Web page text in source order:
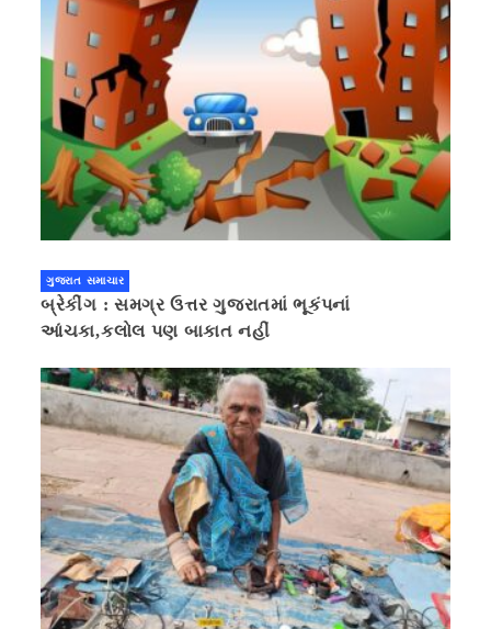
ગુજરાત સમાચાર
બ્રેકીંગ : સમગ્ર ઉત્તર ગુજરાતમાં ભૂકંપનાં
આંચકા,કલોલ પણ બાકાત નહીં